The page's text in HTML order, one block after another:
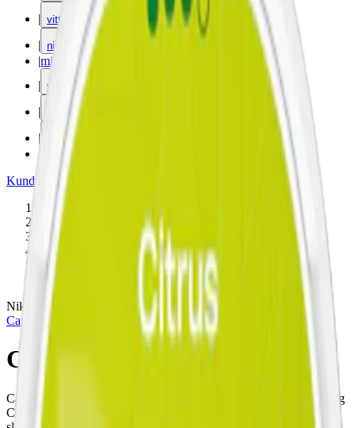
| vitt snus
| nikotinfritt
|mixpack
| vape
| rökning
| iqos
snuskuriren
Kundtjänst Varumärken
Produkter
Cannadips
Nikotinfritt
CBD Snus
Slim
Nikotinfri
Nikotinfri
Cannadips
Cannadips Blue Razz CBD
Cannadips Blue Razz CBD är ett nikotinfritt CBD-snus med 50 mg
CBD per prilla. Smak av blå hallon och syrliga bärtoner i diskreta